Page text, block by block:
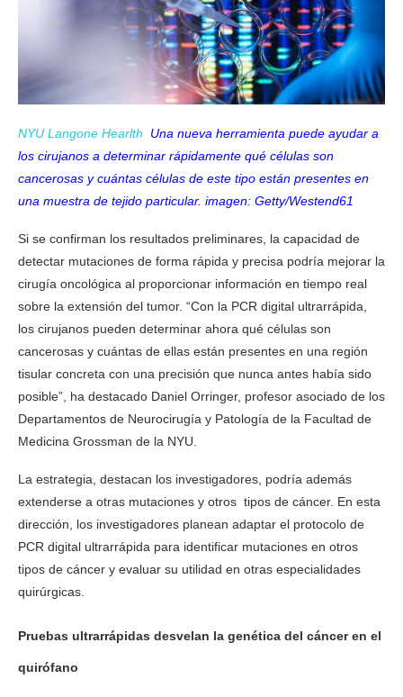
NYU Langone Hearlth
Una nueva herramienta puede ayudar a
los cirujanos a determinar rápidamente qué células son
cancerosas y cuántas células de este tipo están presentes en
una muestra de tejido particular. imagen: Getty/Westend61
Si se confirman los resultados preliminares, la capacidad de
detectar mutaciones de forma rápida y precisa podría mejorar la
cirugía oncológica al proporcionar información en tiempo real
sobre la extensión del tumor. “Con la PCR digital ultrarrápida,
los cirujanos pueden determinar ahora qué células son
cancerosas y cuántas de ellas están presentes en una región
tisular concreta con una precisión que nunca antes había sido
posible”, ha destacado Daniel Orringer, profesor asociado de los
Departamentos de Neurocirugía y Patología de la Facultad de
Medicina Grossman de la NYU.
La estrategia, destacan los investigadores, podría además
extenderse a otras mutaciones y otros tipos de cáncer. En esta
dirección, los investigadores planean adaptar el protocolo de
PCR digital ultrarrápida para identificar mutaciones en otros
tipos de cáncer y evaluar su utilidad en otras especialidades
quirúrgicas.
Pruebas ultrarrápidas desvelan la genética del cáncer en el
quirófano